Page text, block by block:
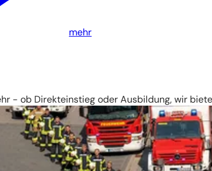
mehr
- ob Direkteinstieg oder Ausbildung, wir